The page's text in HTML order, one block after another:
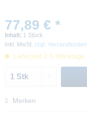
77,89 € *
Inhalt: 1 Stück
inkl. MwSt. zzgl. Versandkosten
Lieferzeit 2-5 Werktage
Merken